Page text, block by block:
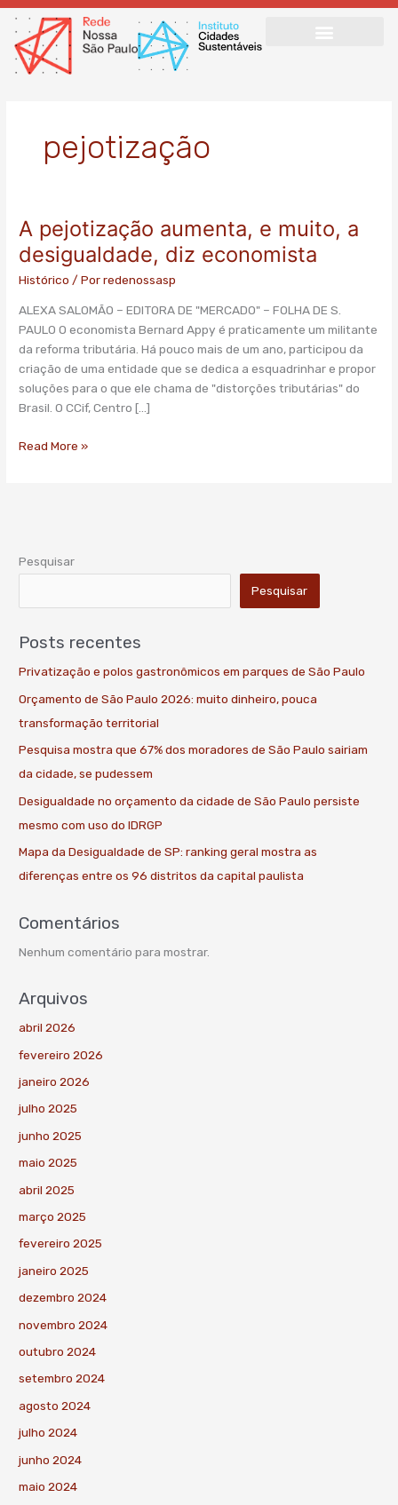
Ir
para
conteúdo
pejotização
A pejotização aumenta, e muito, a
desigualdade, diz economista
Histórico / Porredenossasp
ALEXA SALOMÃO – EDITORA DE "MERCADO" – FOLHA DE S.
PAULO O economista Bernard Appy é praticamente um militante
da reforma tributária. Há pouco mais de um ano, participou da
criação de uma entidade que se dedica a esquadrinhar e propor
soluções para o que ele chama de "distorções tributárias" do
Brasil. O CCif, Centro […]
A
pejotização
aumenta,
e
desigualdade,
Read More »
Pesquisar
Pesquisar
Posts recentes
Privatização e polos gastronômicos em parques de São Paulo
Orçamento de São Paulo 2026: muito dinheiro, pouca
transformação territorial
Pesquisa mostra que 67% dos moradores de São Paulo sairiam
da cidade, se pudessem
Desigualdade no orçamento da cidade de São Paulo persiste
mesmo com uso do IDRGP
Mapa da Desigualdade de SP: ranking geral mostra as
diferenças entre os 96 distritos da capital paulista
Comentários
Nenhum comentário para mostrar.
Arquivos
abril 2026
fevereiro 2026
janeiro 2026
julho 2025
junho 2025
maio 2025
abril 2025
março 2025
fevereiro 2025
janeiro 2025
dezembro 2024
novembro 2024
outubro 2024
setembro 2024
agosto 2024
julho 2024
junho 2024
maio 2024